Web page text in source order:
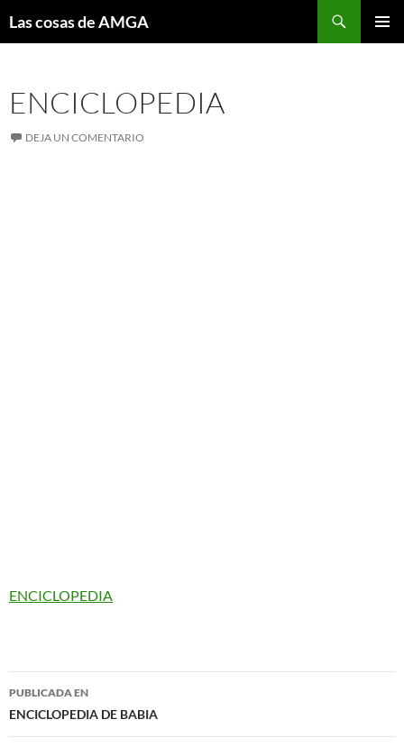
Las cosas de AMGA
ENCICLOPEDIA
DEJA UN COMENTARIO
ENCICLOPEDIA
Navegación
de
PUBLICADA EN
ENCICLOPEDIA DE BABIA